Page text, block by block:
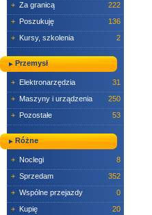
+ Za granicą
222
+ Poszukuję
136
+ Kursy, szkolenia 2
Przemysł
+ Elektronarzędzia
31
+ Maszyny i urządzenia
250
+ Pozostałe 53
Różne
+ Noclegi
8
+ Sprzedam
352
+ Wspólne przejazdy
0
+ Kupię
20